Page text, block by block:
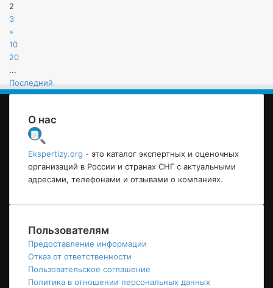
2
3
»
10
20
...
Последний
О нас
Ekspertizy.org - это каталог экспертных и оценочных
организаций в России и странах СНГ с актуальными
адресами, телефонами и отзывами о компаниях.
Пользователям
Предоставление информации
Отказ от ответственности
Пользовательское соглашение
Политика в отношении персональных данных